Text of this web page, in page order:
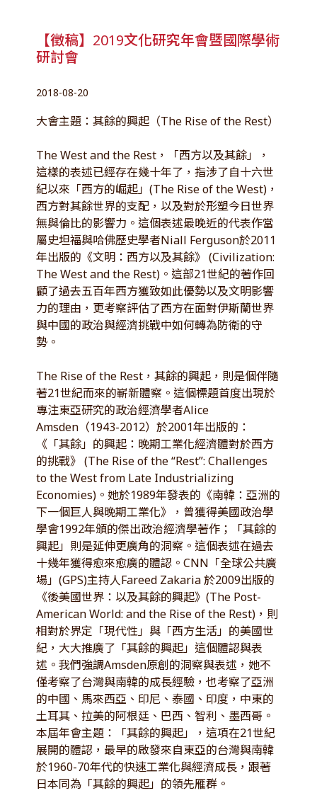
【徵稿】2019文化研究年會暨國際學術
研討會
2018-08-20
大會主題：其餘的興起（The Rise of the Rest）
The West and the Rest，「西方以及其餘」，
這樣的表述已經存在幾十年了，指涉了自十六世
紀以來「西方的崛起」(The Rise of the West)，
西方對其餘世界的支配，以及對於形塑今日世界
無與倫比的影響力。這個表述最晚近的代表作當
屬史坦福與哈佛歷史學者Niall Ferguson於2011
年出版的《文明：西方以及其餘》 (Civilization:
The West and the Rest)。這部21世紀的著作回
顧了過去五百年西方獲致如此優勢以及文明影響
力的理由，更考察評估了西方在面對伊斯蘭世界
與中國的政治與經濟挑戰中如何轉為防衛的守
勢。
The Rise of the Rest，其餘的興起，則是個伴隨
著21世紀而來的嶄新體察。這個標題首度出現於
專注東亞研究的政治經濟學者Alice
Amsden（1943-2012）於2001年出版的：
《「其餘」的興起：晚期工業化經濟體對於西方
的挑戰》 (The Rise of the “Rest”: Challenges
to the West from Late Industrializing
Economies)。她於1989年發表的《南韓：亞洲的
下一個巨人與晚期工業化》，曾獲得美國政治學
學會1992年頒的傑出政治經濟學著作；「其餘的
興起」則是延伸更廣角的洞察。這個表述在過去
十幾年獲得愈來愈廣的體認。CNN「全球公共廣
場」(GPS)主持人Fareed Zakaria 於2009出版的
《後美國世界：以及其餘的興起》(The Post-
American World: and the Rise of the Rest)，則
相對於界定「現代性」與「西方生活」的美國世
紀，大大推廣了「其餘的興起」這個體認與表
述。我們強調Amsden原創的洞察與表述，她不
僅考察了台灣與南韓的成長經驗，也考察了亞洲
的中國、馬來西亞、印尼、泰國、印度，中東的
土耳其、拉美的阿根廷、巴西、智利、墨西哥。
本屆年會主題：「其餘的興起」，這項在21世紀
展開的體認，最早的啟發來自東亞的台灣與南韓
於1960-70年代的快速工業化與經濟成長，跟著
日本同為「其餘的興起」的領先雁群。